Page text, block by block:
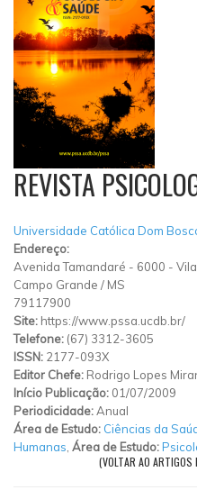
REVISTA
Universidade Católica Dom
Endereço:
Avenida Tamandaré - 6000 -
Campo Grande / MS
79117900
Site: https://www.pssa.ucdb.br/
Telefone: (67) 3312-3605
ISSN: 2177-093X
Editor Chefe: Rodrigo Lopes
Início Publicação: 01/07/2009
Periodicidade:Anual
Área de Estudo: Ciências da
Humanas Área de Estudo:
(VOLTAR AO ARTIGOS